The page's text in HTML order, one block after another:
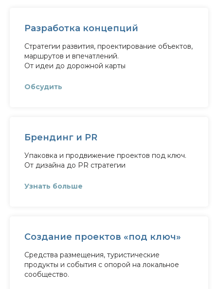
Разработка концепций
Стратегии развития, проектирование объектов,
маршрутов и впечатлений.
От идеи до дорожной карты
Обсудить
Брендинг и PR
Упаковка и продвижение проектов под ключ.
От дизайна до PR стратегии
Узнать больше
Создание проектов «под ключ»
Средства размещения, туристические
продукты и события с опорой на локальное
сообщество.